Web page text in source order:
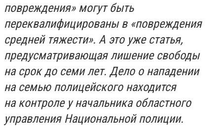
повреждения» могут быть
переквалифицированы в «повреждения
средней тяжести». А это уже статья,
предусматривающая лишение свободы
на срок до семи лет. Дело о нападении
на семью полицейского находится
на контроле у начальника областного
управления Национальной полиции.